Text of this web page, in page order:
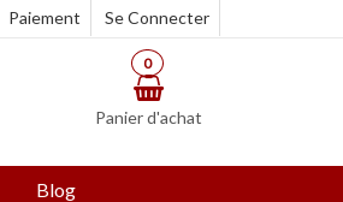
Paiement Se Connecter
Panier d'achat
0
Blog